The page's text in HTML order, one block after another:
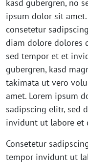
kasd gubergren, no
ipsum dolor sit
consetetur
diam dolore dolores
sed tempor et et
gubergren, kasd
takimata ut vero
amet. Lorem ipsum
sadipscing elitr, sed
invidunt ut labore et
Consetetur
tempor invidunt ut